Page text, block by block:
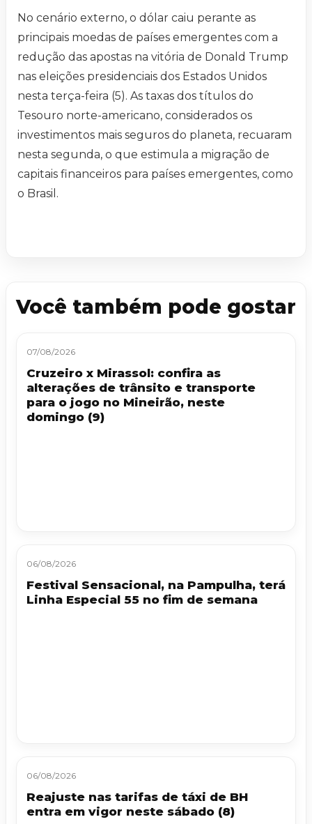
No cenário externo, o dólar caiu perante as
principais moedas de países emergentes com a
redução das apostas na vitória de Donald Trump
nas eleições presidenciais dos Estados Unidos
nesta terça-feira (5). As taxas dos títulos do
Tesouro norte-americano, considerados os
investimentos mais seguros do planeta, recuaram
nesta segunda, o que estimula a migração de
capitais financeiros para países emergentes, como
o Brasil.
Você também pode gostar
07/08/2026
Cruzeiro x Mirassol: confira as
alterações de trânsito e transporte
para o jogo no Mineirão, neste
domingo (9)
06/08/2026
Festival Sensacional, na Pampulha, terá
Linha Especial 55 no fim de semana
06/08/2026
Reajuste nas tarifas de táxi de BH
entra em vigor neste sábado (8)